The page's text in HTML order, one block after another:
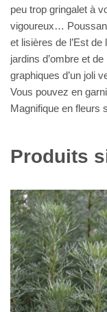
peu trop gringalet à
vigoureux…
et lisières de l’Est de
jardins d’ombre et
graphiques d’un joli
Vous pouvez en
Magnifique en fleurs
Produits